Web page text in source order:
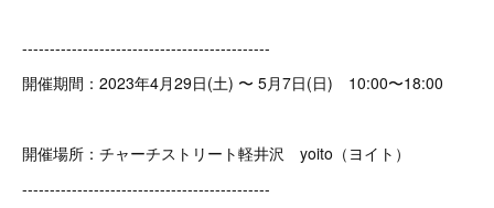
---------------------------------------------
開催期間：2023年4月29日(土) 〜 5月7日(日) 10:00〜18:00
開催場所：チャーチストリート軽井沢 yoito（ヨイト）
---------------------------------------------